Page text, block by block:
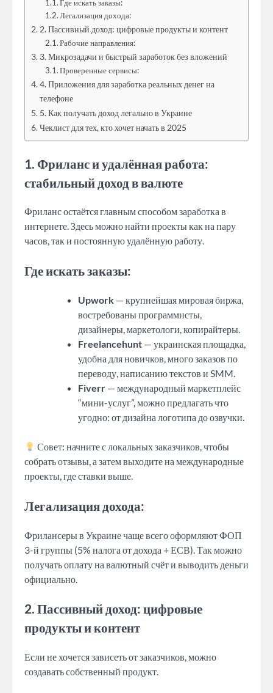
Где искать заказы:
Легализация дохода:
2. Пассивный доход: цифровые продукты и контент
Рабочие направления:
3. Микрозадачи и быстрый заработок без вложений
Проверенные сервисы:
4. Приложения для заработка реальных денег на
телефоне
5. Как получать доход легально в Украине
Чеклист для тех, кто хочет начать в 2025
1. Фриланс и удалённая работа:
стабильный доход в валюте
Фриланс остаётся главным способом заработка в
интернете. Здесь можно найти проекты как на пару
часов, так и постоянную удалённую работу.
Где искать заказы:
Upwork — крупнейшая мировая биржа,
востребованы программисты,
дизайнеры, маркетологи, копирайтеры.
Freelancehunt — украинская площадка,
удобна для новичков, много заказов по
переводу, написанию текстов и SMM.
Fiverr — международный маркетплейс
“мини-услуг”, можно предлагать что
угодно: от дизайна логотипа до озвучки.
Совет: начните с локальных заказчиков, чтобы
собрать отзывы, а затем выходите на международные
проекты, где ставки выше.
Легализация дохода:
Фрилансеры в Украине чаще всего оформляют ФОП
3-й группы (5% налога от дохода + ЕСВ). Так можно
получать оплату на валютный счёт и выводить деньги
официально.
2. Пассивный доход: цифровые
продукты и контент
Если не хочется зависеть от заказчиков, можно
создавать собственный продукт.